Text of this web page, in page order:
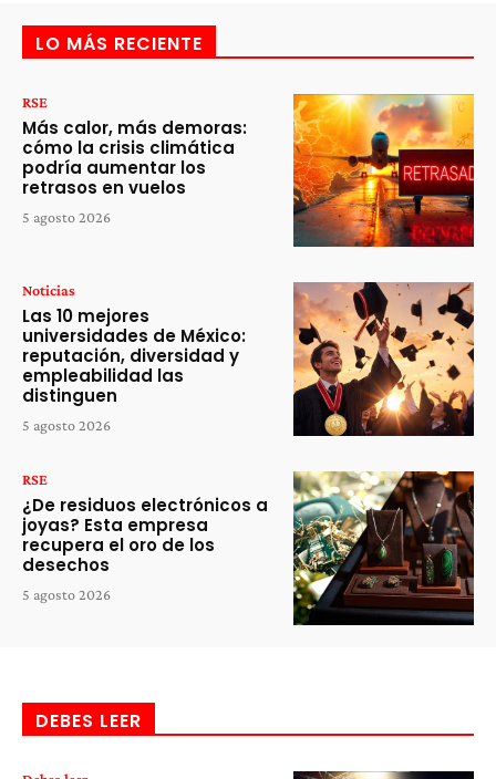
LO MÁS RECIENTE
RSE
Más calor, más demoras:
cómo la crisis climática
podría aumentar los
retrasos en vuelos
5 agosto 2026
Noticias
Las 10 mejores
universidades de México:
reputación, diversidad y
empleabilidad las
distinguen
5 agosto 2026
RSE
¿De residuos electrónicos a
joyas? Esta empresa
recupera el oro de los
desechos
5 agosto 2026
DEBES LEER